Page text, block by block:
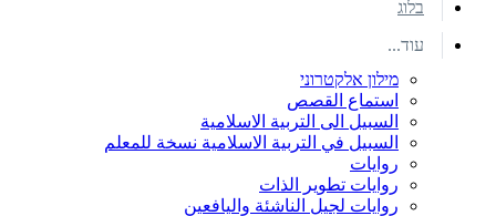
בלוג
עוד...
מילון אלקטרוני
استماع القصص
السبيل الى التربية الاسلامية
السبيل في التربية الاسلامية نسخة للمعلم
روايات
روايات تطوير الذات
روايات لجيل الناشئة واليافعين